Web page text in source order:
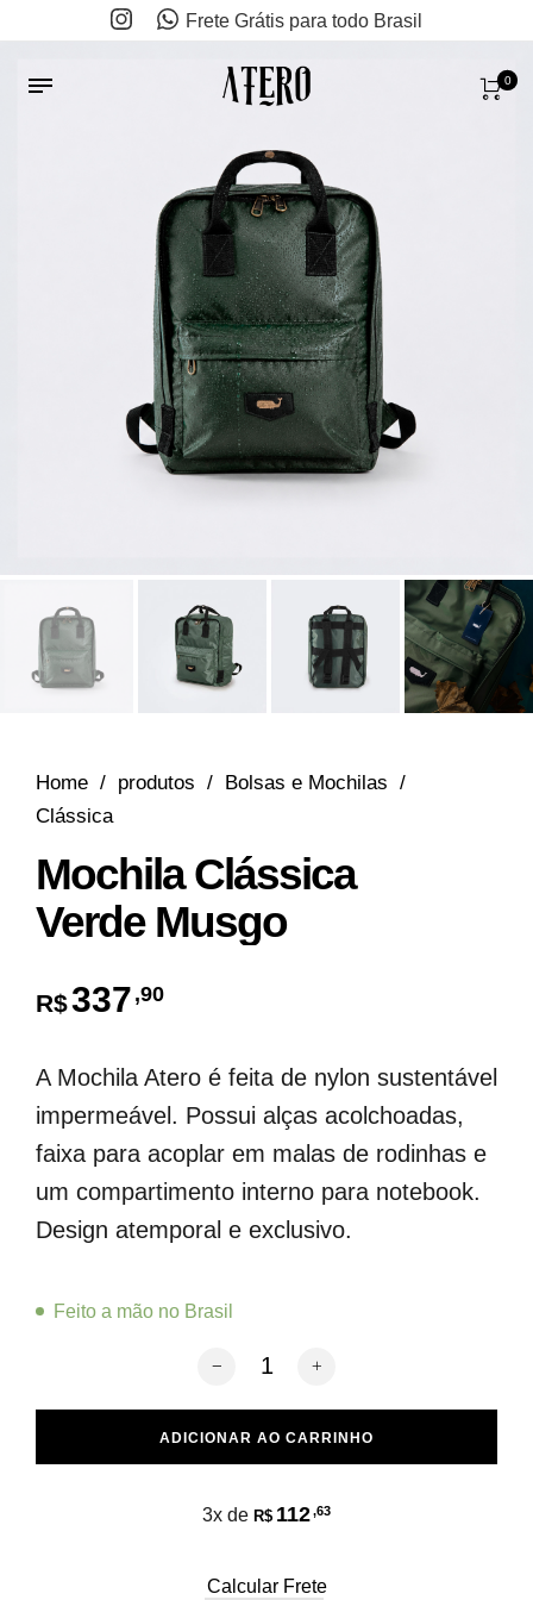
Frete Grátis para todo Brasil
0
Home / produtos / Bolsas e Mochilas /
Clássica
Mochila Clássica
Verde Musgo
R$337 ,90
A Mochila Atero é feita de nylon sustentável
impermeável. Possui alças acolchoadas,
faixa para acoplar em malas de rodinhas e
um compartimento interno para notebook.
Design atemporal e exclusivo.
Feito a mão no Brasil
Mochila Clássica Verde Musgo
ADICIONAR AO CARRINHO
3x deR$ 112,63
Calcular Frete